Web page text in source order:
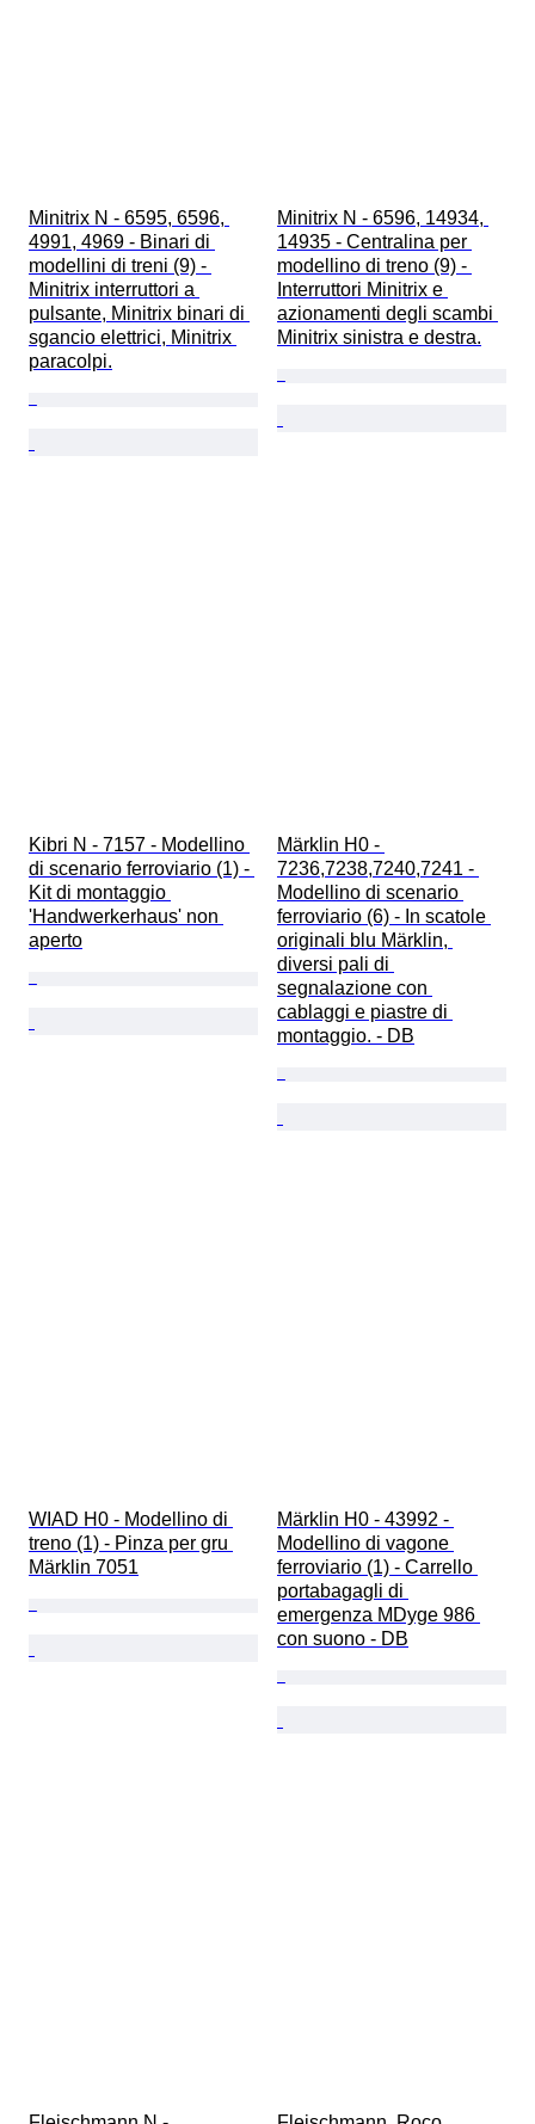
Minitrix N - 6595, 6596,
4991, 4969 - Binari di
modellini di treni (9) -
Minitrix interruttori a
pulsante, Minitrix binari di
sgancio elettrici, Minitrix
paracolpi.
Minitrix N - 6596, 14934,
14935 - Centralina per
modellino di treno (9) -
Interruttori Minitrix e
azionamenti degli scambi
Minitrix sinistra e destra.
Kibri N - 7157 - Modellino
di scenario ferroviario (1) -
Kit di montaggio
'Handwerkerhaus' non
aperto
Märklin H0 -
7236,7238,7240,7241 -
Modellino di scenario
ferroviario (6) - In scatole
originali blu Märklin,
diversi pali di
segnalazione con
cablaggi e piastre di
montaggio. - DB
WIAD H0 - Modellino di
treno (1) - Pinza per gru
Märklin 7051
Märklin H0 - 43992 -
Modellino di vagone
ferroviario (1) - Carrello
portabagagli di
emergenza MDyge 986
con suono - DB